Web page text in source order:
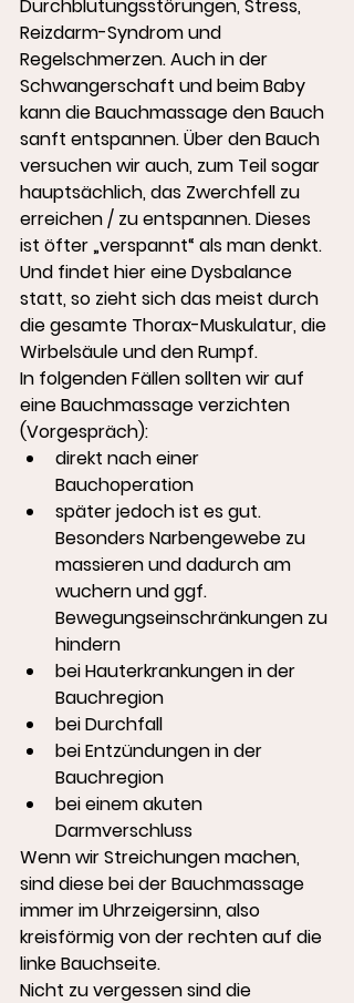
Durchblutungsstörungen, Stress,
Reizdarm-Syndrom und
Regelschmerzen. Auch in der
Schwangerschaft und beim Baby
kann die Bauchmassage den Bauch
sanft entspannen. Über den Bauch
versuchen wir auch, zum Teil sogar
hauptsächlich, das Zwerchfell zu
erreichen / zu entspannen. Dieses
ist öfter „verspannt“ als man denkt.
Und findet hier eine Dysbalance
statt, so zieht sich das meist durch
die gesamte Thorax-Muskulatur, die
Wirbelsäule und den Rumpf.
In folgenden Fällen sollten wir auf
eine Bauchmassage verzichten
(Vorgespräch):
direkt nach einer
Bauchoperation
später jedoch ist es gut.
Besonders Narbengewebe zu
massieren und dadurch am
wuchern und ggf.
Bewegungseinschränkungen zu
hindern
bei Hauterkrankungen in der
Bauchregion
bei Durchfall
bei Entzündungen in der
Bauchregion
bei einem akuten
Darmverschluss
Wenn wir Streichungen machen,
sind diese bei der Bauchmassage
immer im Uhrzeigersinn, also
kreisförmig von der rechten auf die
linke Bauchseite.
Nicht zu vergessen sind die